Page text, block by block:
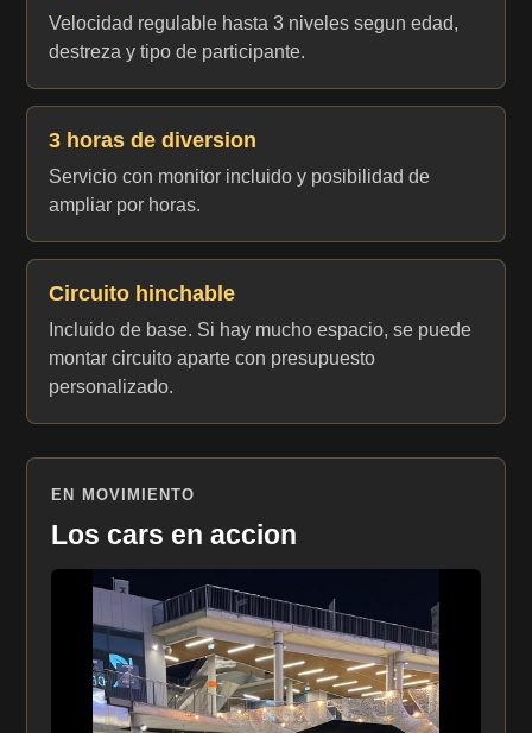
Velocidad regulable hasta 3 niveles segun edad,
destreza y tipo de participante.
3 horas de diversion
Servicio con monitor incluido y posibilidad de
ampliar por horas.
Circuito hinchable
Incluido de base. Si hay mucho espacio, se puede
montar circuito aparte con presupuesto
personalizado.
EN MOVIMIENTO
Los cars en accion